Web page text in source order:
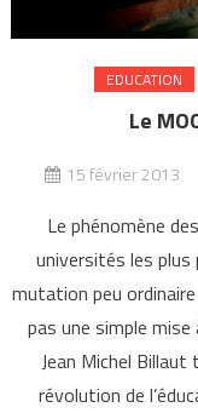
EDUCATION
Le
15 février 2013
Le phénomène
universités les
mutation peu ordinaire
pas une simple mise
Jean Michel
révolution de